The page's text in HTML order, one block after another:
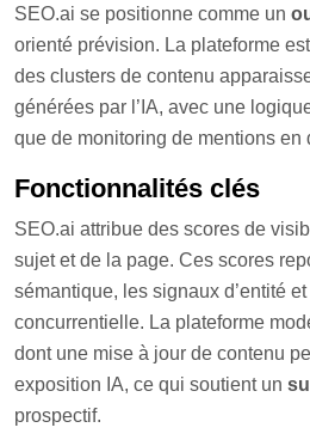
SEO.ai se positionne comme un
orienté prévision. La plateforme
des clusters de contenu
générées par l’IA, avec une
que de monitoring de mentions en
Fonctionnalités clés
SEO.ai attribue des scores de
sujet et de la page. Ces scores
sémantique, les signaux d’entité
concurrentielle. La plateforme
dont une mise à jour de contenu
exposition IA, ce qui soutient un
prospectif.